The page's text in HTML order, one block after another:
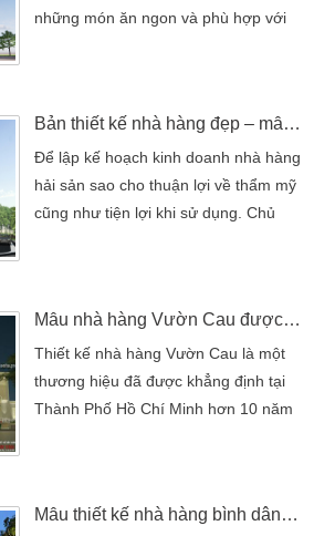
những món ăn ngon và phù hợp với
thường là điểm đến của các các
nhân, tập thể hay lui tới để tìm không
khí thoải mái. Cũng vì thế nhiều nhà
hàng ngày càng xuất hiện nhiều.
Bản thiết kế nhà hàng đẹp – mẫu nhà hàng hải sản sang trọng phí rẻ
Để lập kế hoạch kinh doanh nhà hàng
hải sản sao cho thuận lợi về thẩm mỹ
cũng như tiện lợi khi sử dụng. Chủ
phí thiết kế kiến tạo nên mẫu nhà
hàng đẹp phải đảm bảo vừa đáp ứng
thẩm mỹ. Đồng thời vừa đáp ứng
được […]
Mẫu nhà hàng Vườn Cau được cải tạo
Thiết kế nhà hàng Vườn Cau là một
thương hiệu đã được khẳng định tại
Thành Phố Hồ Chí Minh hơn 10 năm
Phố Hồ Chí Minh hơn 10 năm và
Mẫu thiết kế nhà hàng bình dân đẹp